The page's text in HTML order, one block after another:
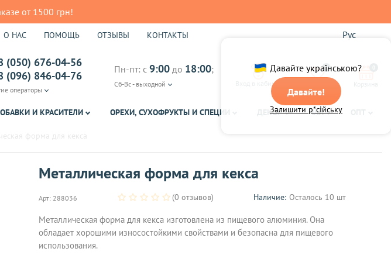
от 1500 грн!
Давайте українською?
Давайте!
Залишити р*сійську
О НАС ПОМОЩЬ ОТЗЫВЫ КОНТАКТЫ Рус
(050) 676-04-56
(096) 846-04-76
операторы
Пн-пт: с 9:00 до 18:00;
Сб-Вс - выходной Вход в кабинет
0
И КРАСИТЕЛИ ОРЕХИ, СУХОФРУКТЫ И СПЕЦИИ ДЕКОР ЧАЙ
Металлическая форма для кекса
Арт: 288036 (0 отзывов) Наличие: Осталось 10 шт
Металлическая форма для кекса изготовлена ​​из пищевого алюминия. Она
обладает хорошими износостойкими свойствами и безопасна для пищевого
использования.